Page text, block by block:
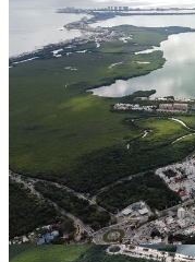
Fecha: 23 de Febrero 2024
Fotos: Esmaragdo Camaz